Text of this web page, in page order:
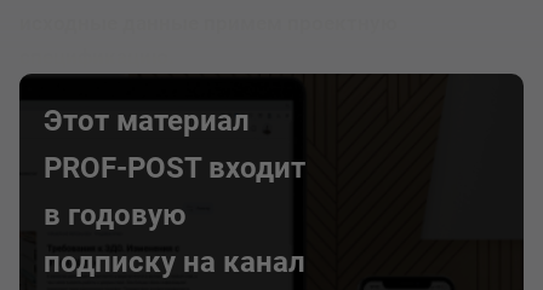
Этот материал
PROF-POST входит
в годовую
подписку на канал